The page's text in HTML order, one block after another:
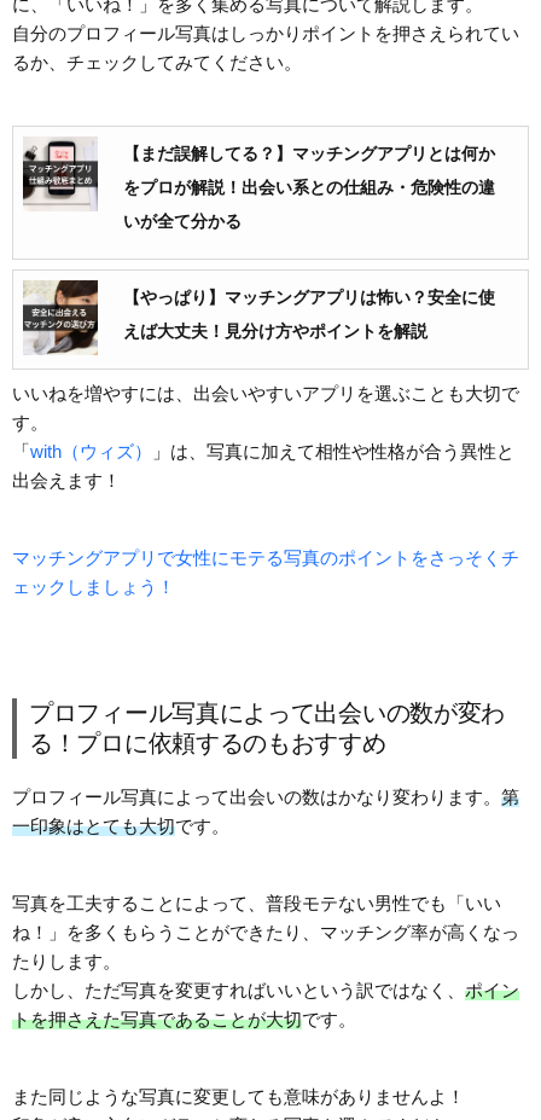
に、「いいね！」を多く集める写真について解説します。
自分のプロフィール写真はしっかりポイントを押さえられてい
るか、チェックしてみてください。
【まだ誤解してる？】マッチングアプリとは何か
をプロが解説！出会い系との仕組み・危険性の違
いが全て分かる
【やっぱり】マッチングアプリは怖い？安全に使
えば大丈夫！見分け方やポイントを解説
いいねを増やすには、出会いやすいアプリを選ぶことも大切で
す。
「with（ウィズ）
」は、写真に加えて相性や性格が合う異性と
出会えます！
マッチングアプリで女性にモテる写真のポイントをさっそくチ
ェックしましょう！
プロフィール写真によって出会いの数が変わ
る！プロに依頼するのもおすすめ
プロフィール写真によって出会いの数はかなり変わります。 第
一印象はとても大切です。
写真を工夫することによって、普段モテない男性でも「いい
ね！」を多くもらうことができたり、マッチング率が高くなっ
たりします。
しかし、ただ写真を変更すればいいという訳ではなく、 ポイン
トを押さえた写真であることが大切です。
また同じような写真に変更しても意味がありませんよ！